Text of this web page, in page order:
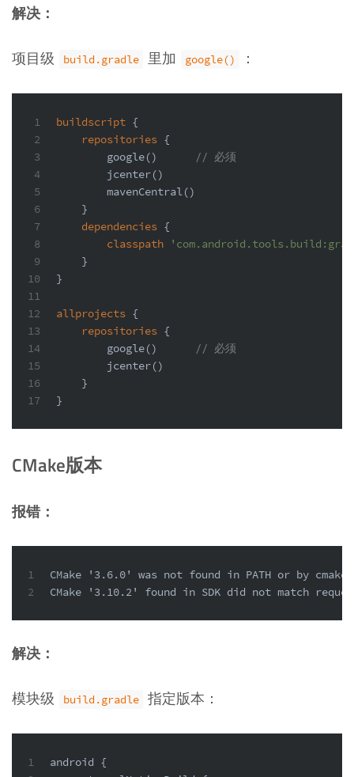
解决：
项目级 build.gradle 里加 google() ：
1
2
3
4
5
6
7
8
9
10
11
12
13
14
15
16
17
buildscript {
repositories {
        google()
// 必须
        jcenter()
        mavenCentral()
    }
dependencies {
classpath
    }
}
allprojects {
repositories {
        google()
// 必须
        jcenter()
    }
}
CMake版本
报错：
1
2
CMake '3.6.0' was not found in PATH or by
CMake '3.10.2' found in SDK did not match
解决：
模块级 build.gradle 指定版本：
1
android {